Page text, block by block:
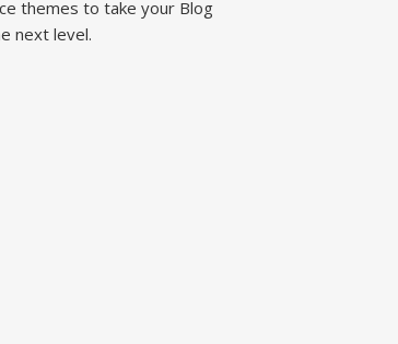
themes to take your Blog
next level.